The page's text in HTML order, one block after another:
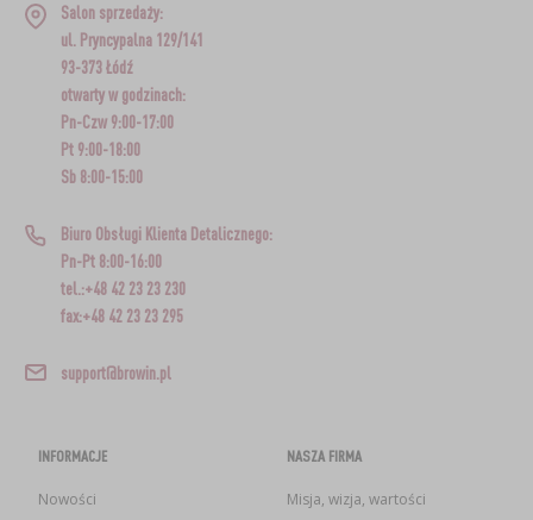
Salon sprzedaży:
ul. Pryncypalna 129/141
93-373 Łódź
otwarty w godzinach:
Pn-Czw 9:00-17:00
Pt 9:00-18:00
Sb 8:00-15:00
Biuro Obsługi Klienta Detalicznego:
Pn-Pt 8:00-16:00
tel.:+48 42 23 23 230
fax:+48 42 23 23 295
support@browin.pl
INFORMACJE
Nowości
NASZA FIRMA
Misja, wizja, wartości